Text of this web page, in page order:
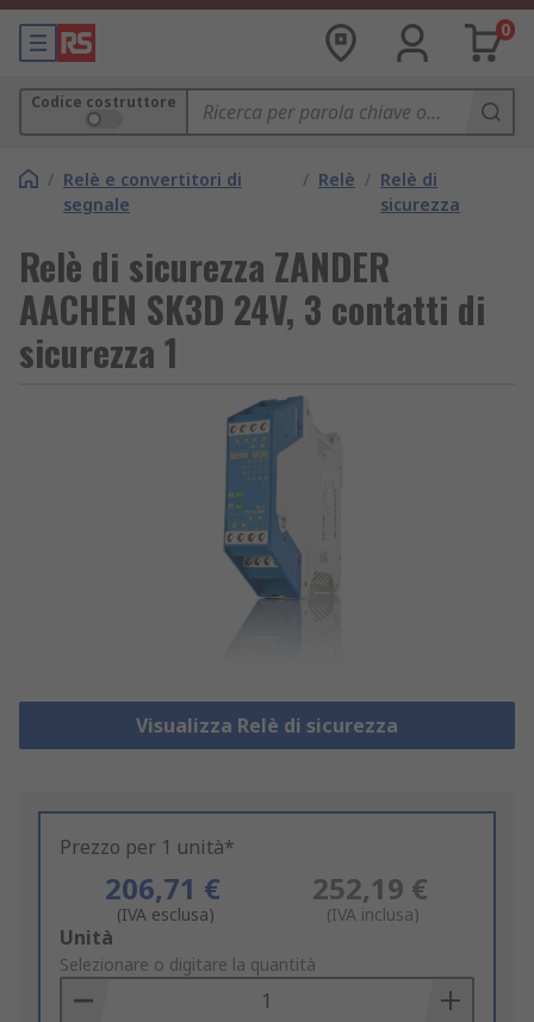
0
Codice costruttore
/ Relè e convertitori di
segnale
/ Relè / Relè di
sicurezza
Relè di sicurezza ZANDER
AACHEN SK3D 24V, 3 contatti di
sicurezza 1
Visualizza Relè di sicurezza
Prezzo per 1 unità*
206,71 €
(IVA esclusa)
252,19 €
(IVA inclusa)
Add
to
Basket
Unità
Selezionare o digitare la quantità